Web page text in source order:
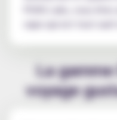
PGVG Labs, vous
vape qui est tout sauf
La
voyage